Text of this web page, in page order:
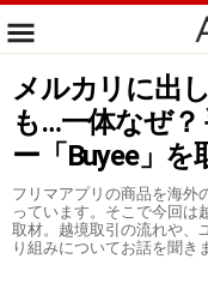
メルカリに出
も…一体なぜ
ー「Buyee」を
フリマアプリの商品を海外
っています。そこで今回は
取材。越境取引の流れや、
り組みについてお話を聞き